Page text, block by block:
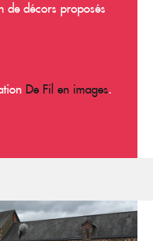
de décors proposés
De Fil en images.